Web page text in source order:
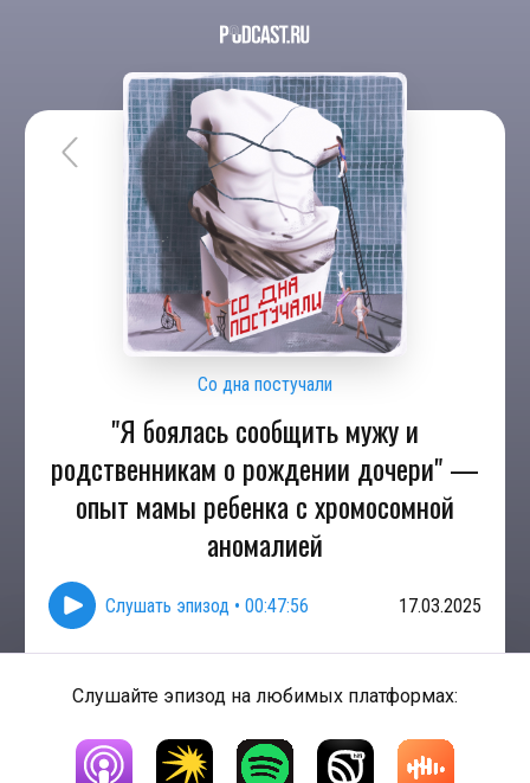
Со дна постучали
"Я боялась сообщить мужу и
родственникам о рождении дочери" —
опыт мамы ребенка с хромосомной
аномалией
Слушать эпизод • 00:47:56 17.03.2025
Слушайте эпизод на любимых платформах: